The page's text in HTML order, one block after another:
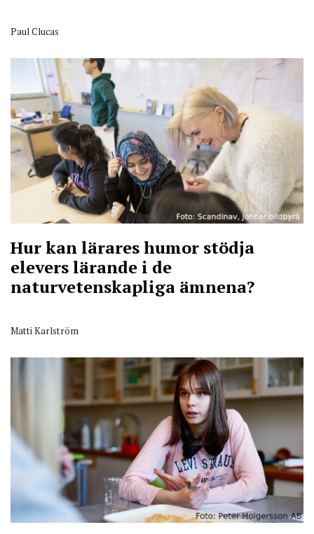
Paul Clucas
Hur kan lärares humor stödja
elevers lärande i de
naturvetenskapliga ämnena?
Matti Karlström